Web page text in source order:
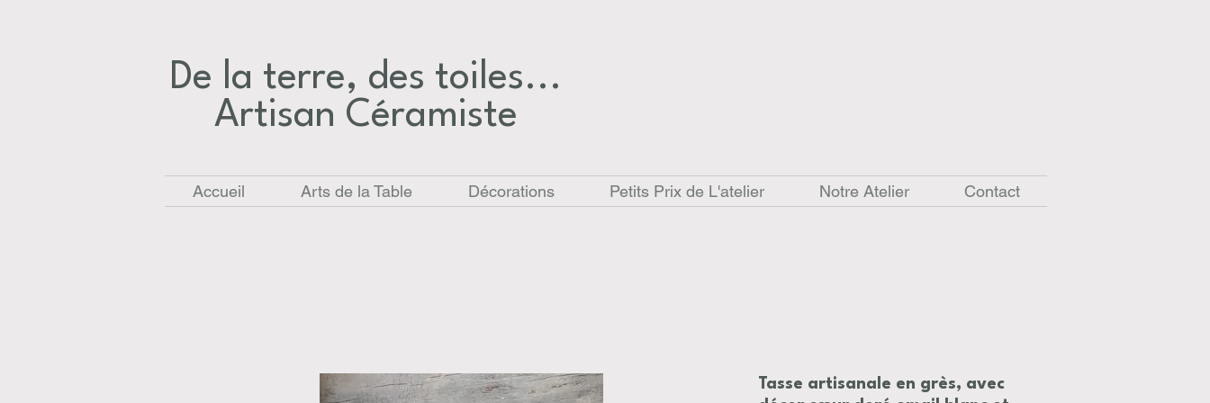
De la terre, des toiles...​
Artisan Céramiste
Accueil Arts de la Table Décorations Petits Prix de L'atelier Notre Atelier Contact
Tasse artisanale en grès, avec